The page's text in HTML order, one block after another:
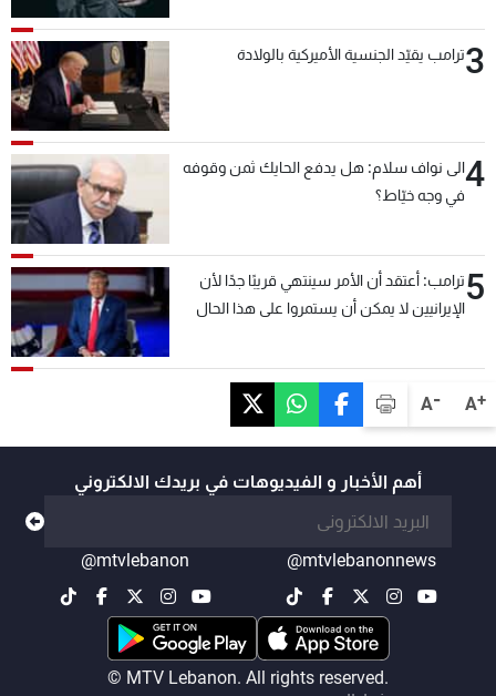
A+
A-
3ترامب يقيّد الجنسية الأميركية بالولادة
4الى نواف سلام: هل يدفع الحايك ثمن وقوفه
في وجه خيّاط؟
5ترامب: أعتقد أن الأمر سينتهي قريبًا جدًا لأن
الإيرانيين لا يمكن أن يستمروا على هذا الحال
أهم الأخبار و الفيديوهات في بريدك الالكتروني
@mtvlebanonnews
@mtvlebanon
© MTV Lebanon. All rights reserved.